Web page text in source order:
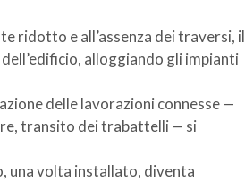
ridotto e all’assenza dei traversi, il
alloggiando gli impianti
delle lavorazioni connesse —
transito dei trabattelli — si
una volta installato, diventa